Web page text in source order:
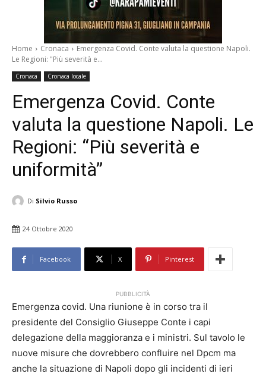
Home Cronaca
Emergenza Covid. Conte valuta la questione Napoli.
Le Regioni: "Più severità e...
Cronaca Cronaca locale
Emergenza Covid. Conte
valuta la questione Napoli. Le
Regioni: “Più severità e
uniformità”
Di Silvio Russo
24 Ottobre 2020
Facebook X Pinterest
PUBBLICITÀ
Emergenza covid. Una riunione è in corso tra il
presidente del Consiglio Giuseppe Conte i capi
delegazione della maggioranza e i ministri. Sul tavolo le
nuove misure che dovrebbero confluire nel Dpcm ma
anche la situazione di Napoli dopo gli incidenti di ieri